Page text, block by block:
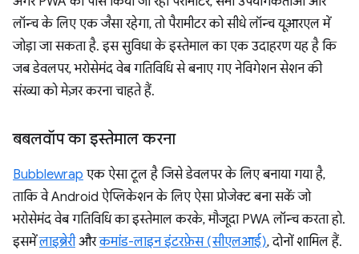
लॉन्च के लिए एक जैसा रहेगा, तो पैरामीटर को सीधे लॉन्च यूआरएल में
जोड़ा जा सकता है. इस सुविधा के इस्तेमाल का एक उदाहरण यह है कि
जब डेवलपर, भरोसेमंद वेब गतिविधि से बनाए गए नेविगेशन सेशन की
संख्या को मेज़र करना चाहते हैं.
बबलवॉप का इस्तेमाल करना
Bubblewrap एक ऐसा टूल है जिसे डेवलपर के लिए बनाया गया है,
ताकि वे Android ऐप्लिकेशन के लिए ऐसा प्रोजेक्ट बना सकें जो
भरोसेमंद वेब गतिविधि का इस्तेमाल करके, मौजूदा PWA लॉन्च करता हो.
इसमेंलाइब्रेरीऔरकमांड-लाइन इंटरफ़ेस (सीएलआई), दोनों शामिल हैं.